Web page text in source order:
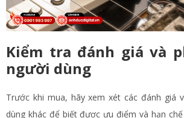
Kiểm tra đánh giá và
người dùng
Trước khi mua, hãy xem xét các đánh giá
dùng khác để biết được ưu điểm và hạn